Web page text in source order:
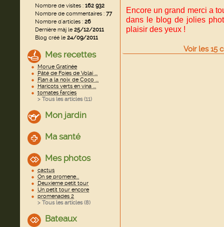
Nombre de visites : 162 932
Nombre de commentaires : 77
Nombre d'articles : 26
Dernière màj le25/12/2011
Blog créé le24/09/2011
Mes recettes
Morue Gratinée
Pâté de Foies de Volai ...
Flan a la noix de Coco ...
Haricots verts en vina ...
tomates farcies
> Tous les articles (11)
Mon jardin
Ma santé
Mes photos
cactus
On se promene...
Deuxieme petit tour
Un petit tour encore
promenades 2
> Tous les articles (8)
Bateaux
Encore un grand merci a
dans le blog de jolies
plaisir des yeux !
Voir les15